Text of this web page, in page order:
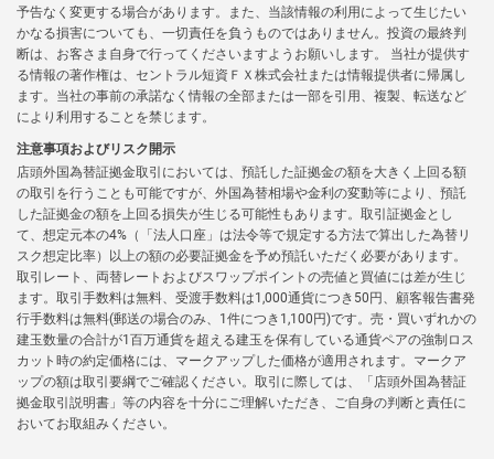
予告なく変更する場合があります。また、当該情報の利用によって生じたい
かなる損害についても、一切責任を負うものではありません。投資の最終判
断は、お客さま自身で行ってくださいますようお願いします。 当社が提供す
る情報の著作権は、セントラル短資ＦＸ株式会社または情報提供者に帰属し
ます。当社の事前の承諾なく情報の全部または一部を引用、複製、転送など
により利用することを禁じます。
注意事項およびリスク開示
店頭外国為替証拠金取引においては、預託した証拠金の額を大きく上回る額
の取引を行うことも可能ですが、外国為替相場や金利の変動等により、預託
した証拠金の額を上回る損失が生じる可能性もあります。取引証拠金とし
て、想定元本の4%（「法人口座」は法令等で規定する方法で算出した為替リ
スク想定比率）以上の額の必要証拠金を予め預託いただく必要があります。
取引レート、両替レートおよびスワップポイントの売値と買値には差が生じ
ます。取引手数料は無料、受渡手数料は1,000通貨につき50円、顧客報告書発
行手数料は無料(郵送の場合のみ、1件につき1,100円)です。売・買いずれかの
建玉数量の合計が1百万通貨を超える建玉を保有している通貨ペアの強制ロス
カット時の約定価格には、マークアップした価格が適用されます。マークア
ップの額は取引要綱でご確認ください。取引に際しては、「店頭外国為替証
拠金取引説明書」等の内容を十分にご理解いただき、ご自身の判断と責任に
おいてお取組みください。